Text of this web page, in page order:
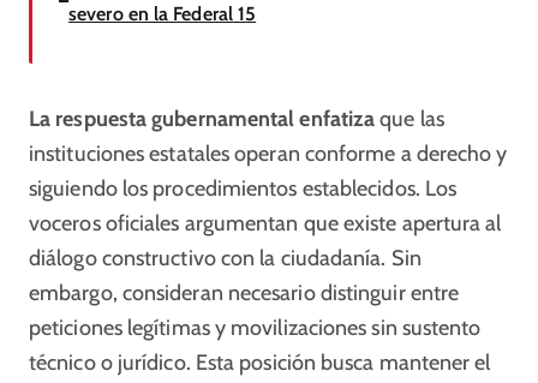
severo en la Federal 15
La respuesta gubernamental enfatizaque las
instituciones estatales operan conforme a derecho y
siguiendo los procedimientos establecidos. Los
voceros oficiales argumentan que existe apertura al
diálogo constructivo con la ciudadanía. Sin
embargo, consideran necesario distinguir entre
peticiones legítimas y movilizaciones sin sustento
técnico o jurídico. Esta posición busca mantener el